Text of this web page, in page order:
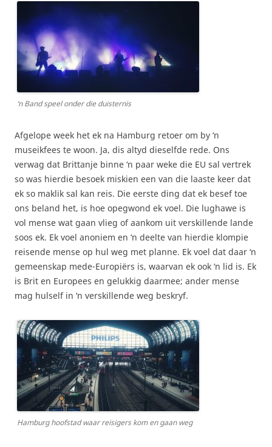
‘n Band speel onder die duisternis
Afgelope week het ek na Hamburg retoer om by ‘n
museikfees te woon. Ja, dis altyd dieselfde rede. Ons
verwag dat Brittanje binne ‘n paar weke die EU sal vertrek
so was hierdie besoek miskien een van die laaste keer dat
ek so maklik sal kan reis. Die eerste ding dat ek besef toe
ons beland het, is hoe opegwond ek voel. Die lughawe is
vol mense wat gaan vlieg of aankom uit verskillende lande
soos ek. Ek voel anoniem en ‘n deelte van hierdie klompie
reisende mense op hul weg met planne. Ek voel dat daar ‘n
gemeenskap mede-Europiërs is, waarvan ek ook ‘n lid is. Ek
is Brit en Europees en gelukkig daarmee; ander mense
mag hulself in ‘n verskillende weg beskryf.
Hamburg hoofstad waar reisigers kom en gaan weg